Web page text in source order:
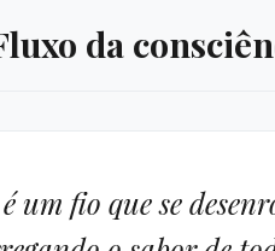
da
um fio que se